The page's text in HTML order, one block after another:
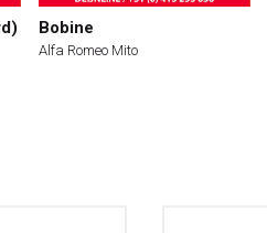
Bobine
Alfa Romeo Mito